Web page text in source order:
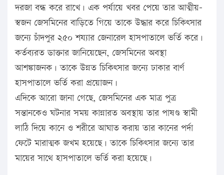
দরজা বন্ধ করে রাখে। এক পর্যায়ে খবর পেয়ে তার আত্মীয়-
স্বজন জেসমিনের বাড়িতে গিয়ে তাকে উদ্ধার করে চিকিৎসার
জন্যে চাঁদপুর ২৫০ শয্যার জেনারেল হাসপাতালে ভর্তি করে।
কর্তব্যরত ডাক্তার জানিয়েছেন, জেসমিনের অবস্থা
আশঙ্কাজনক। তাকে উন্নত চিকিৎসার জন্যে ঢাকার বার্ণ
হাসপাতালে ভর্তি করা প্রয়োজন।
এদিকে আরো জানা গেছে, জেসমিনের এক মাত্র পুত্র
সন্তানকেও ঘটনার সময় কান্নারত অবস্থায় তার পাষণ্ড স্বামী
লাঠি দিয়ে কানে ও শরীরে আঘাত করায় তার কানের পর্দা
ফেটে মারাত্মক জখম হয়েছে। তাকে চিকিৎসার জন্যে তার
মায়ের সাথে হাসপাতালে ভর্তি করা হয়েছে।